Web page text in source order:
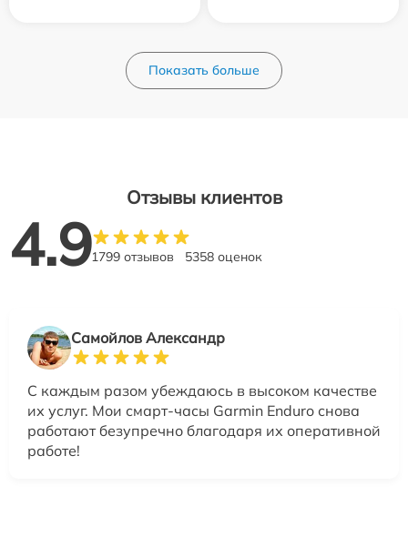
Показать больше
Отзывы клиентов
4.91799 отзывов 5358 оценок
Самойлов Александр
С каждым разом убеждаюсь в высоком качестве
их услуг. Мои смарт-часы Garmin Enduro снова
работают безупречно благодаря их оперативной
работе!